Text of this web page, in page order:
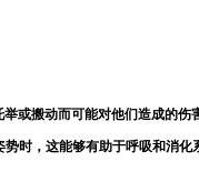
或搬动而可能对他们造成的伤
时，这能够有助于呼吸和消化